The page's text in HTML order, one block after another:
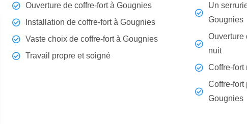
Ouverture de coffre-fort à Gougnies
Installation de coffre-fort à Gougnies
Vaste choix de coffre-fort à Gougnies
Travail propre et soigné
Un
Gougnies
Ouverture
nuit
Coffre-fort
Coffre-fort
Gougnies